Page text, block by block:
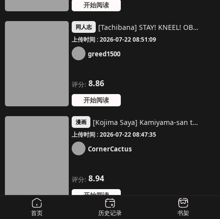
开始阅读
同人志 [Tachibana] STAY! KNEEL! OBEY! (My Hero Cademia)
上传时间 : 2026-07-22 08:51:09
greed1500
评分: 8.86
开始阅读
漫画 [Kojima Saya] Kamiyama-san to Boku 2 (COMIC ExE 07) [Chinese] [无毒汉化组] [Decensored] [Digital]
上传时间 : 2026-07-22 08:47:35
CornerCactus
评分: 8.94
开始阅读
首页 历史记录 书架